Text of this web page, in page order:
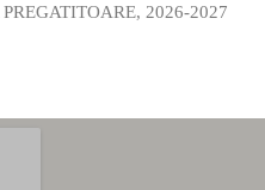
2026-2027